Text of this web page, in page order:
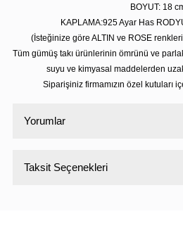
BOYUT: 18
KAPLAMA:925 Ayar Has
(İsteğinize göre ALTIN ve ROSE
Tüm gümüş takı ürünlerinin ömrünü ve
suyu ve kimyasal maddelerden
Siparişiniz firmamızın özel kutuları
Yorumlar
Taksit Seçenekleri